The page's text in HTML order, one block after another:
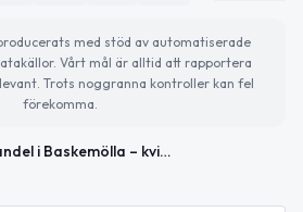
med stöd av automatiserade
Vårt mål är alltid att rapportera
Trots noggranna kontroller kan fel
förekomma.
Misshandel i Baskemölla – kvinna i 18-årsåldern slagen